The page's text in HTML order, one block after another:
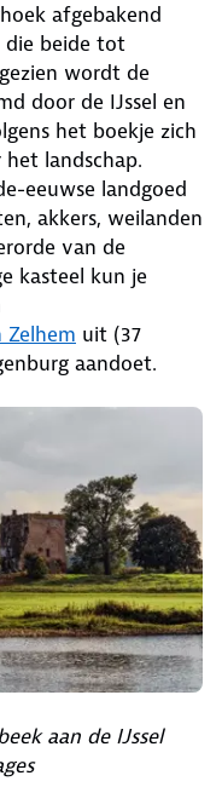
afgebakend
die beide tot
wordt de
door de IJssel en
het boekje zich
landschap.
eeuwse landgoed
akkers, weilanden
van de
kasteel kun je
uit (37
aandoet.
aan de IJssel